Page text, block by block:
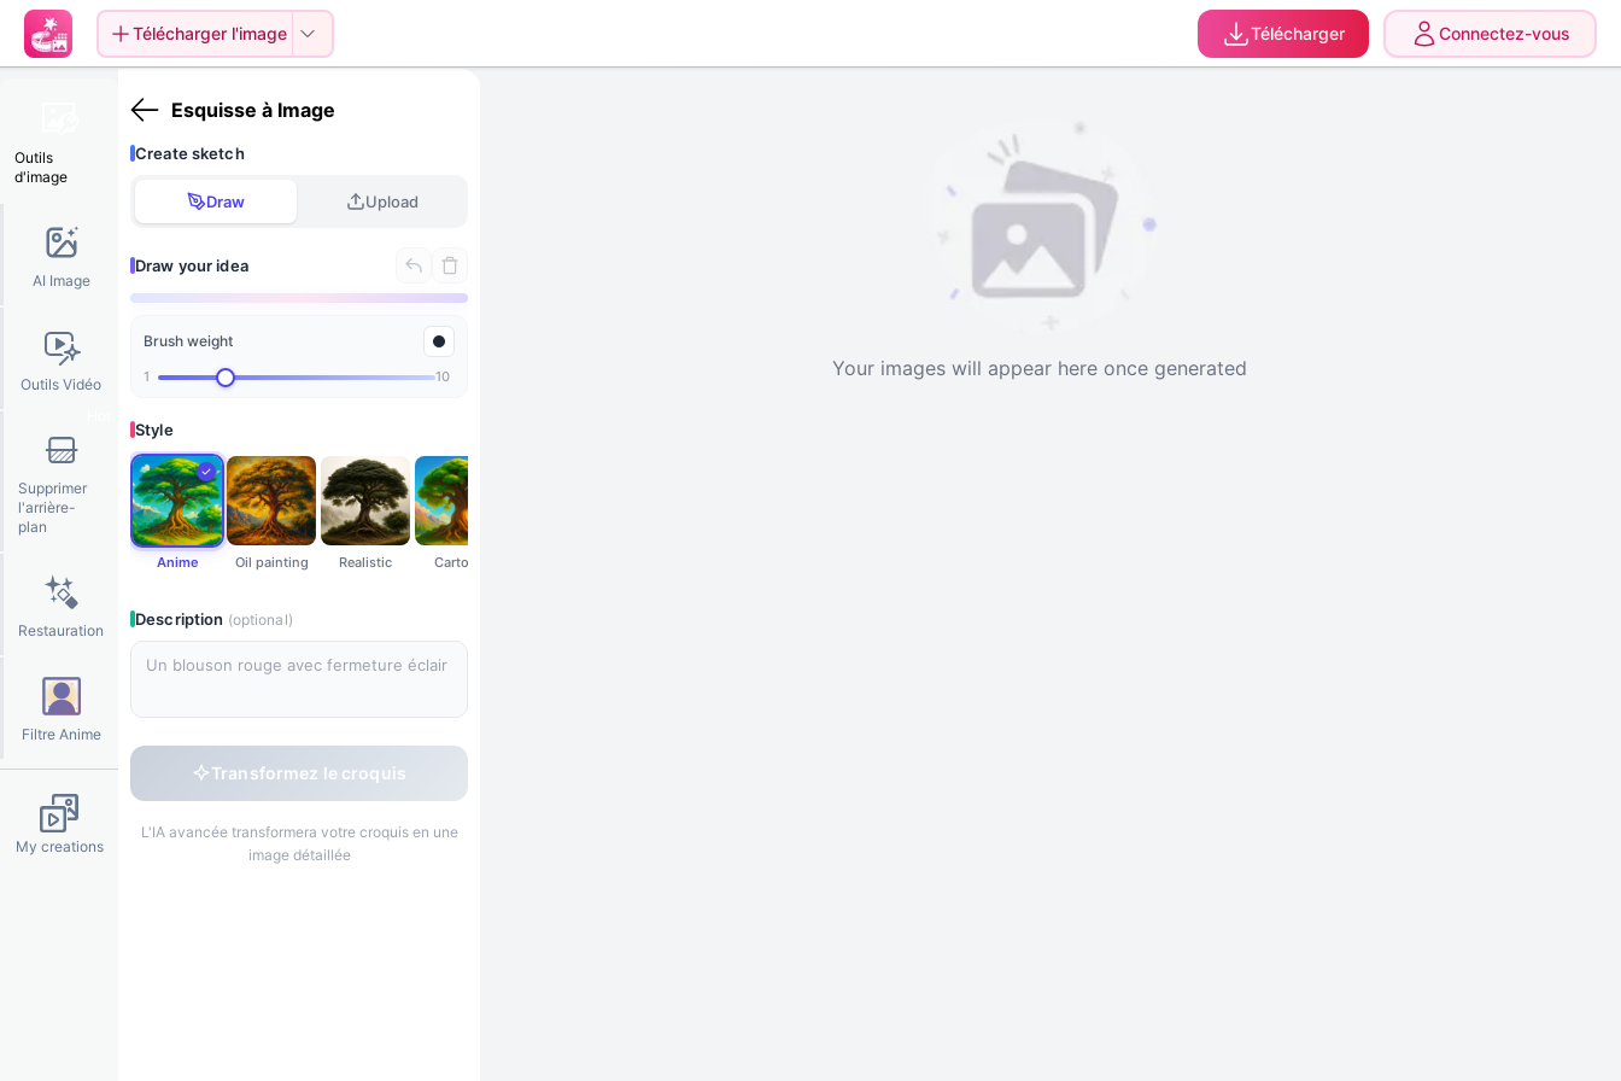
Télécharger l'image Télécharger Connectez-vous
Outils
d'image
AI Image
Outils Vidéo
Supprimer
l'arrière-
plan
Restauration
Filtre Anime
My creations
Esquisse à Image
Create sketch
Draw Upload
Draw your idea
Draw something here
Brush weight
1 10
Style
Anime Oil painting Realistic Cartoon
Description (optional)
Transformez le croquis
L'IA avancée transformera votre croquis en une
image détaillée
Your images will appear here once generated